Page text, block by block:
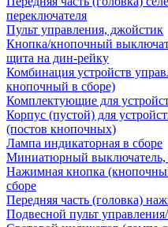
переключателя
Пульт управления, джойстик
Кнопка/кнопочный
щита на дин-рейку
Комбинация устройств
кнопочный в сборе)
Комплектующие для
Корпус (пустой) для
(постов кнопочных)
Лампа индикаторная в сборе
Миниатюрный выключатель,
Нажимная кнопка
сборе
Передняя часть (головка)
Подвесной пульт